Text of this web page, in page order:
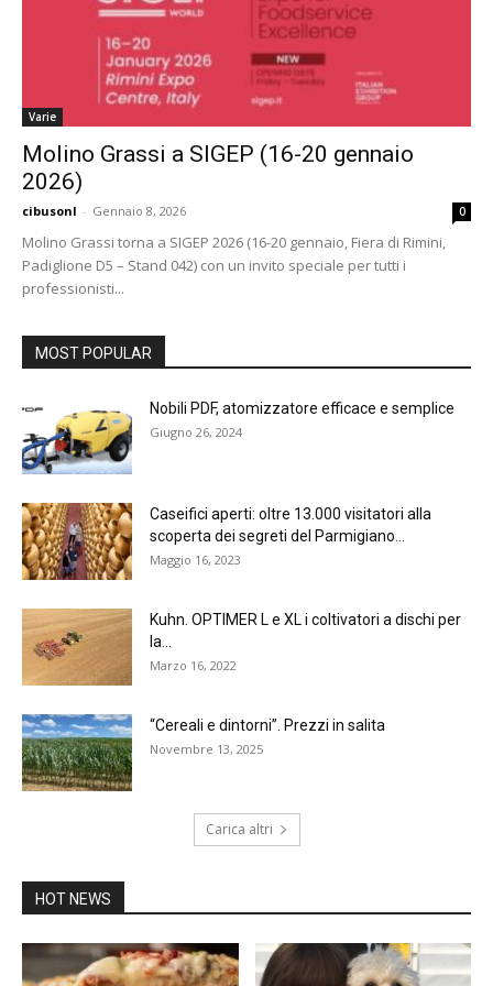
Varie
Molino Grassi a SIGEP (16-20 gennaio
2026)
cibusonl - Gennaio 8, 2026 0
Molino Grassi torna a SIGEP 2026 (16-20 gennaio, Fiera di Rimini,
Padiglione D5 – Stand 042) con un invito speciale per tutti i
professionisti...
MOST POPULAR
Nobili PDF, atomizzatore efficace e semplice
Giugno 26, 2024
Caseifici aperti: oltre 13.000 visitatori alla
scoperta dei segreti del Parmigiano...
Maggio 16, 2023
Kuhn. OPTIMER L e XL i coltivatori a dischi per
la...
Marzo 16, 2022
“Cereali e dintorni”. Prezzi in salita
Novembre 13, 2025
Carica altri
HOT NEWS